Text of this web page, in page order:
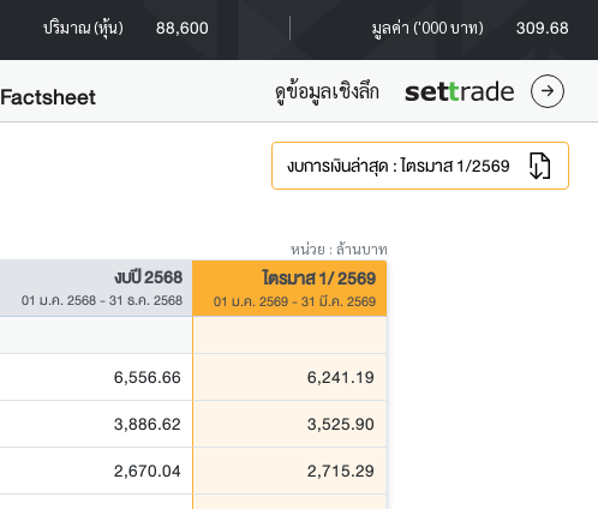
ปริมาณ (หุ้น) 88,600 มูลค่า ('000 บาท) 309.68
Factsheet ดูข้อมูลเชิงลึก
งบการเงินล่าสุด : ไตรมาส 1/2569
หน่วย : ล้านบาท
งบปี 2568
01 ม.ค. 2568 - 31 ธ.ค. 2568
ไตรมาส 1/ 2569
01 ม.ค. 2569 - 31 มี.ค. 2569
6,556.66 6,241.19
3,886.62 3,525.90
2,670.04 2,715.29